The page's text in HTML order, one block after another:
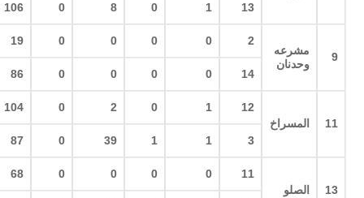
13
1
0
8
0
106
9
مشرعه
وحدنان
2
0
0
0
0
19
14
0
0
0
0
86
11 المسراخ
12
1
0
2
0
104
3
1
1
39
0
87
13 الصلو
11
0
0
0
0
68